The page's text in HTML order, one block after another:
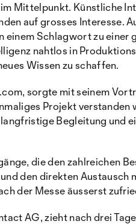
Mittelpunkt. Künstliche
auf grosses Interesse.
einem Schlagwort zu einer
nahtlos in
Wissen zu schaffen.
sorgte mit seinem
Projekt verstanden
Begleitung und
die den zahlreichen
den direkten Austausch
der Messe äusserst
AG, zieht nach drei